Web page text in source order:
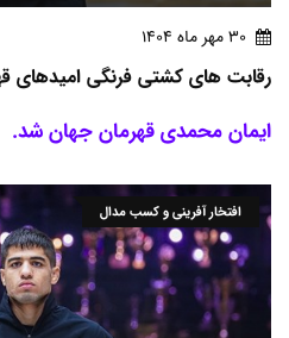
30 مهر ماه 1404
رقابت های کشتی فرنگی امیدهای
ایمان محمدی قهرمان جهان شد.
افتخار آفرینی و کسب مدال